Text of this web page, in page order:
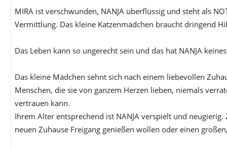
MIRA ist verschwunden, NANJA überflüssig und steht als
Vermittlung. Das kleine Katzenmädchen braucht dringend
Das Leben kann so ungerecht sein und das hat NANJA
Das kleine Mädchen sehnt sich nach einem liebevollen
Menschen, die sie von ganzem Herzen lieben, niemals
vertrauen kann.
Ihrem Alter entsprechend ist NANJA verspielt und
neuen Zuhause Freigang genießen wollen oder einen